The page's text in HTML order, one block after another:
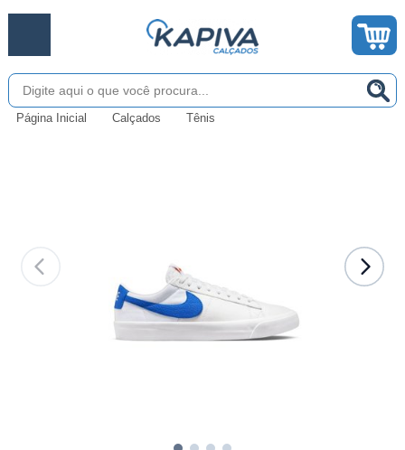
Página Inicial Calçados Tênis